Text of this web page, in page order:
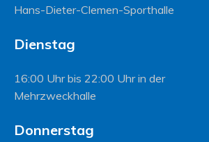
Hans-Dieter-Clemen-Sporthalle
Dienstag
16:00 Uhr bis 22:00 Uhr in der
Mehrzweckhalle
Donnerstag